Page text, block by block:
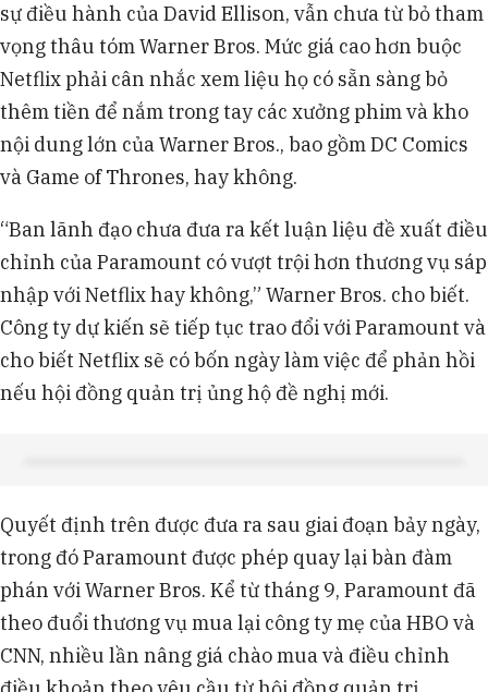
sự điều hành của David Ellison, vẫn chưa từ bỏ tham
vọng thâu tóm Warner Bros. Mức giá cao hơn buộc
Netflix phải cân nhắc xem liệu họ có sẵn sàng bỏ
thêm tiền để nắm trong tay các xưởng phim và kho
nội dung lớn của Warner Bros., bao gồm DC Comics
và Game of Thrones, hay không.
“Ban lãnh đạo chưa đưa ra kết luận liệu đề xuất điều
chỉnh của Paramount có vượt trội hơn thương vụ sáp
nhập với Netflix hay không,” Warner Bros. cho biết.
Công ty dự kiến sẽ tiếp tục trao đổi với Paramount và
cho biết Netflix sẽ có bốn ngày làm việc để phản hồi
nếu hội đồng quản trị ủng hộ đề nghị mới.
Quyết định trên được đưa ra sau giai đoạn bảy ngày,
trong đó Paramount được phép quay lại bàn đàm
phán với Warner Bros. Kể từ tháng 9, Paramount đã
theo đuổi thương vụ mua lại công ty mẹ của HBO và
CNN, nhiều lần nâng giá chào mua và điều chỉnh